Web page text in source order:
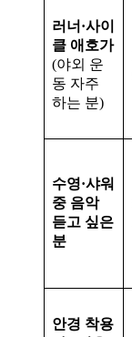
러너·사이
클 애호가
(야외 운
동 자주
하는 분)
수영·샤워
중 음악
듣고 싶은
분
안경 착용